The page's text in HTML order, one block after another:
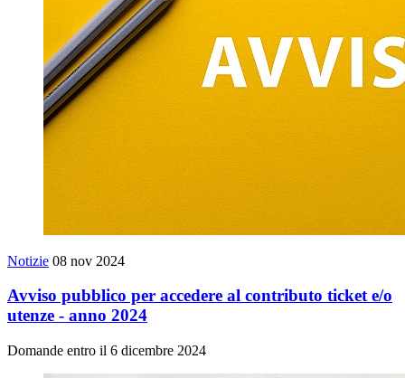
Notizie 08 nov 2024
Avviso pubblico per accedere al contributo ticket e/o
utenze - anno 2024
Domande entro il 6 dicembre 2024